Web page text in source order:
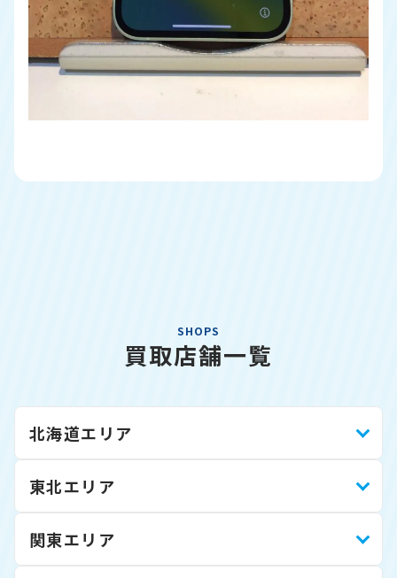
SHOPS
買取店舗一覧
北海道エリア
東北エリア
関東エリア